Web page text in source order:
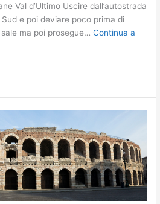
Val d’Ultimo Uscire dall’autostrada
e poi deviare poco prima di
sale ma poi prosegue…Continua a